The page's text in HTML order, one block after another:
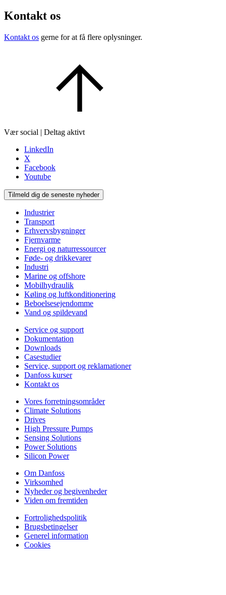
Kontakt os
Kontakt os gerne for at få flere oplysninger.
Vær social | Deltag aktivt
LinkedIn
X
Facebook
Youtube
Tilmeld dig de seneste nyheder
Industrier
Transport
Erhvervsbygninger
Fjernvarme
Energi og naturressourcer
Føde- og drikkevarer
Industri
Marine og offshore
Mobilhydraulik
Køling og luftkonditionering
Beboelsesejendomme
Vand og spildevand
Service og support
Dokumentation
Downloads
Casestudier
Service, support og reklamationer
Danfoss kurser
Kontakt os
Vores forretningsområder
Climate Solutions
Drives
High Pressure Pumps
Sensing Solutions
Power Solutions
Silicon Power
Om Danfoss
Virksomhed
Nyheder og begivenheder
Viden om fremtiden
Fortrolighedspolitik
Brugsbetingelser
Generel information
Cookies